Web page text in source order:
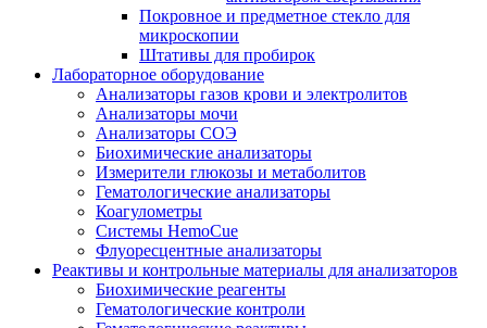
Покровное и предметное стекло для
микроскопии
Штативы для пробирок
Лабораторное оборудование
Анализаторы газов крови и электролитов
Анализаторы мочи
Анализаторы СОЭ
Биохимические анализаторы
Измерители глюкозы и метаболитов
Гематологические анализаторы
Коагулометры
Системы HemoCue
Флуоресцентные анализаторы
Реактивы и контрольные материалы для анализаторов
Биохимические реагенты
Гематологические контроли